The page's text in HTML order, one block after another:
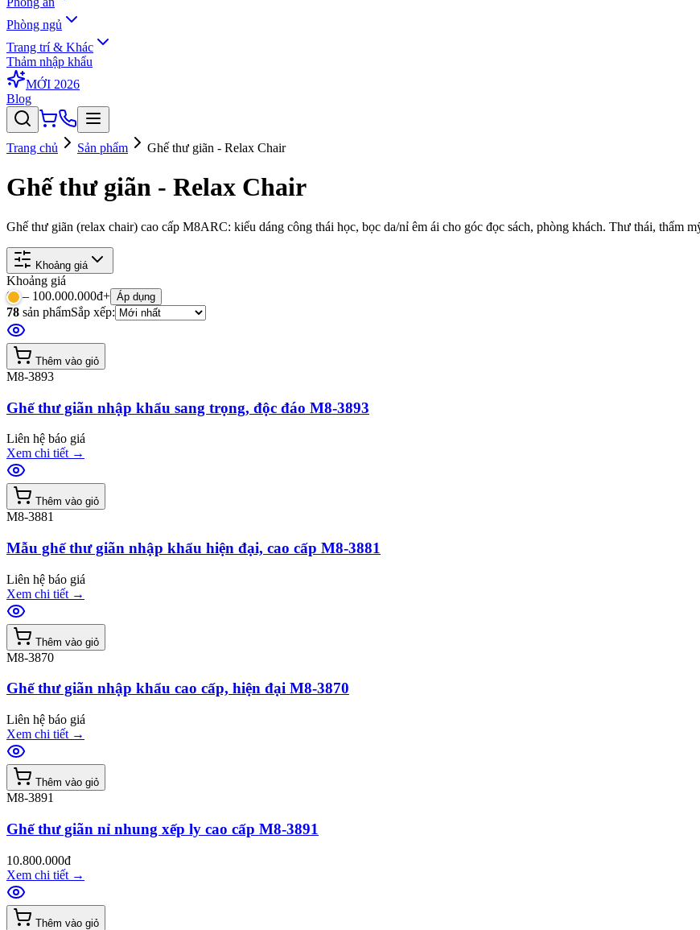
Phòng ngủ
Trang trí & Khác
Thảm nhập khẩu
MỚI 2026
Blog
Trang chủ Sản phẩm Ghế thư giãn - Relax Chair
Ghế thư giãn - Relax Chair
Ghế thư giãn (relax chair) cao cấp M8ARC: kiểu dáng công thái học, bọc da/nỉ êm ái cho góc đọc sách, phòng khách. Thư thái, thẩm
Khoảng giá
Khoảng giá
0đ – 100.000.000đ+ Áp dụng
78 sản phẩmSắp xếp:
Thêm vào giỏ
M8-3893
Ghế thư giãn nhập khẩu sang trọng, độc đáo M8-3893
Liên hệ báo giá
Xem chi tiết →
Thêm vào giỏ
M8-3881
Mẫu ghế thư giãn nhập khẩu hiện đại, cao cấp M8-3881
Liên hệ báo giá
Xem chi tiết →
Thêm vào giỏ
M8-3870
Ghế thư giãn nhập khẩu cao cấp, hiện đại M8-3870
Liên hệ báo giá
Xem chi tiết →
Thêm vào giỏ
M8-3891
Ghế thư giãn nỉ nhung xếp ly cao cấp M8-3891
10.800.000đ
Xem chi tiết →
Thêm vào giỏ